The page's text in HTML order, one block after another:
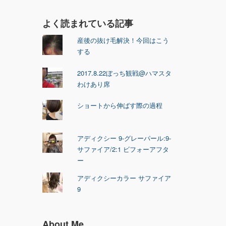
よく読まれている記事
産後の抜け毛解決！今回はこう
する
2017.8.22ぼっち観戦@ハマスタ
わけあり席
ショートから伸ばす際の過程
アディクシー 9-グレーパール:9-
サファイア/2:1 ビフォーアフタ
ー
アディクシーカラー サファイア
9